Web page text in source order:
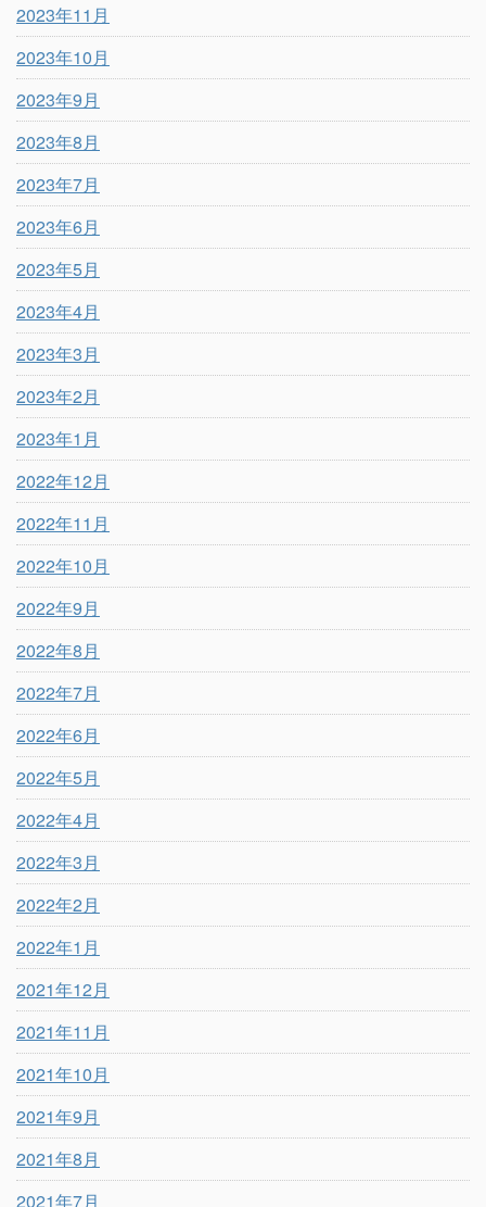
2023年11月
2023年10月
2023年9月
2023年8月
2023年7月
2023年6月
2023年5月
2023年4月
2023年3月
2023年2月
2023年1月
2022年12月
2022年11月
2022年10月
2022年9月
2022年8月
2022年7月
2022年6月
2022年5月
2022年4月
2022年3月
2022年2月
2022年1月
2021年12月
2021年11月
2021年10月
2021年9月
2021年8月
2021年7月